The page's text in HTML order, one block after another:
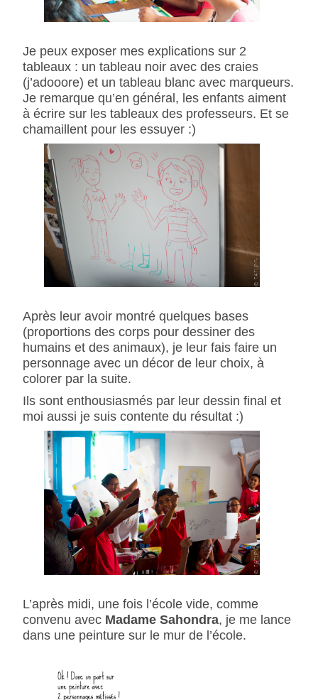
Je peux exposer mes explications sur 2
tableaux : un tableau noir avec des craies
(j’adooore) et un tableau blanc avec marqueurs.
Je remarque qu’en général, les enfants aiment
à écrire sur les tableaux des professeurs. Et se
chamaillent pour les essuyer :)
Après leur avoir montré quelques bases
(proportions des corps pour dessiner des
humains et des animaux), je leur fais faire un
personnage avec un décor de leur choix, à
colorer par la suite.
Ils sont enthousiasmés par leur dessin final et
moi aussi je suis contente du résultat :)
L’après midi, une fois l’école vide, comme
convenu avec Madame Sahondra, je me lance
dans une peinture sur le mur de l’école.